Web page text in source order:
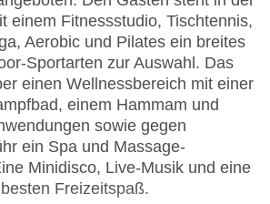
einem Fitnessstudio, Tischtennis,
Aerobic und Pilates ein breites
Sportarten zur Auswahl. Das
einen Wellnessbereich mit einer
einem Hammam und
sowie gegen
ein Spa und Massage-
Minidisco, Live-Musik und eine
Freizeitspaß.